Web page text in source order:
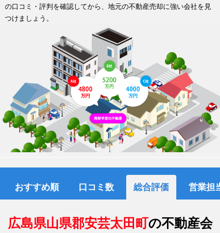
の口コミ・評判を確認してから、地元の不動産売却に強い会社を見
つけましょう。
おすすめ順 口コミ数 総合評価 営業担
広島県山県郡安芸太田町の不動産会